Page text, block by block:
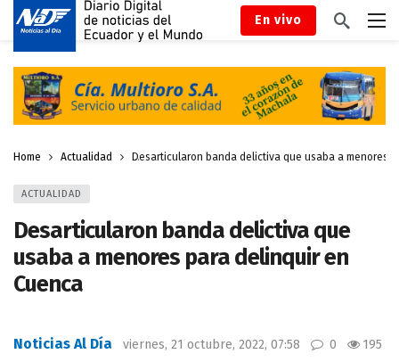
En vivo
Home Actualidad Desarticularon banda delictiva que usaba a menores
ACTUALIDAD
Desarticularon banda delictiva que
usaba a menores para delinquir en
Cuenca
Noticias Al Día viernes, 21 octubre, 2022, 07:58 0 195